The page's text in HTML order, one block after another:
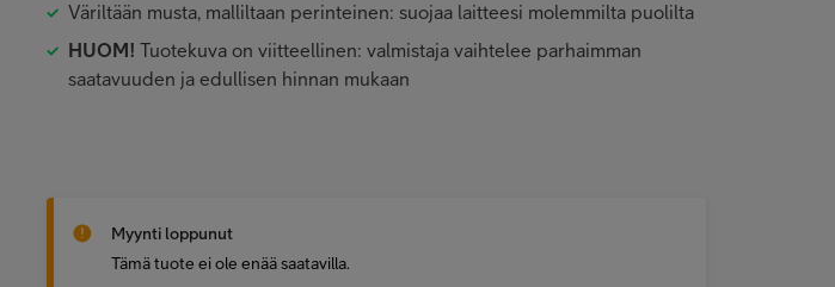
Väriltään musta, malliltaan perinteinen: suojaa laitteesi molemmilta puolilta
HUOM! Tuotekuva on viitteellinen: valmistaja vaihtelee parhaimman
saatavuuden ja edullisen hinnan mukaan
Myynti loppunut
Tämä tuote ei ole enää saatavilla.